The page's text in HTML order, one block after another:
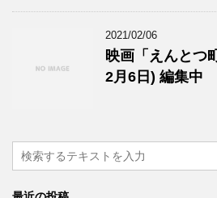
2021/02/06
映画「えんとつ
2月6日) 編集中